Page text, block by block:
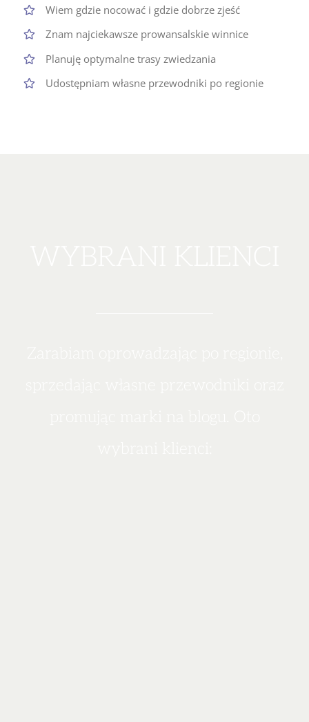
Wiem gdzie nocować i gdzie dobrze zjeść
Znam najciekawsze prowansalskie winnice
Planuję optymalne trasy zwiedzania
Udostępniam własne przewodniki po regionie